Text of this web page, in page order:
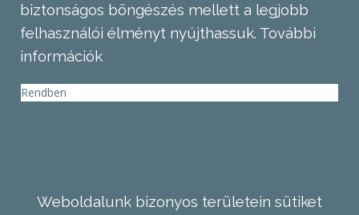
biztonságos böngészés mellett a legjobb
felhasználói élményt nyújthassuk. További
információk
Rendben
Weboldalunk bizonyos területein sütiket